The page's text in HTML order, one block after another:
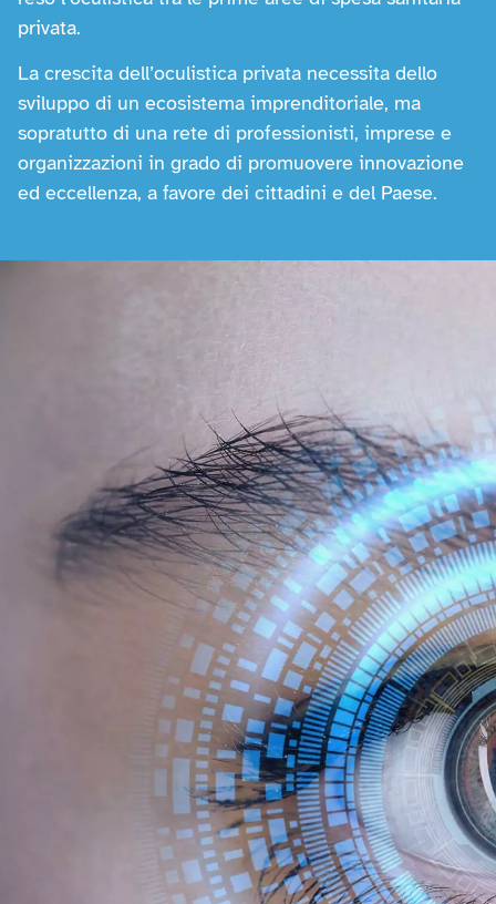
privata.
La crescita dell’oculistica privata necessita dello
sviluppo di un ecosistema imprenditoriale, ma
sopratutto di una rete di professionisti, imprese e
organizzazioni in grado di promuovere innovazione
ed eccellenza, a favore dei cittadini e del Paese.